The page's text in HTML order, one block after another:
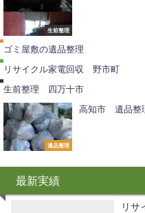
生前整理
ゴミ屋敷の遺品整理
リサイクル家電回収 野市町
生前整理 四万十市
遺品整理
高知市 遺品整
最新実績
リサ